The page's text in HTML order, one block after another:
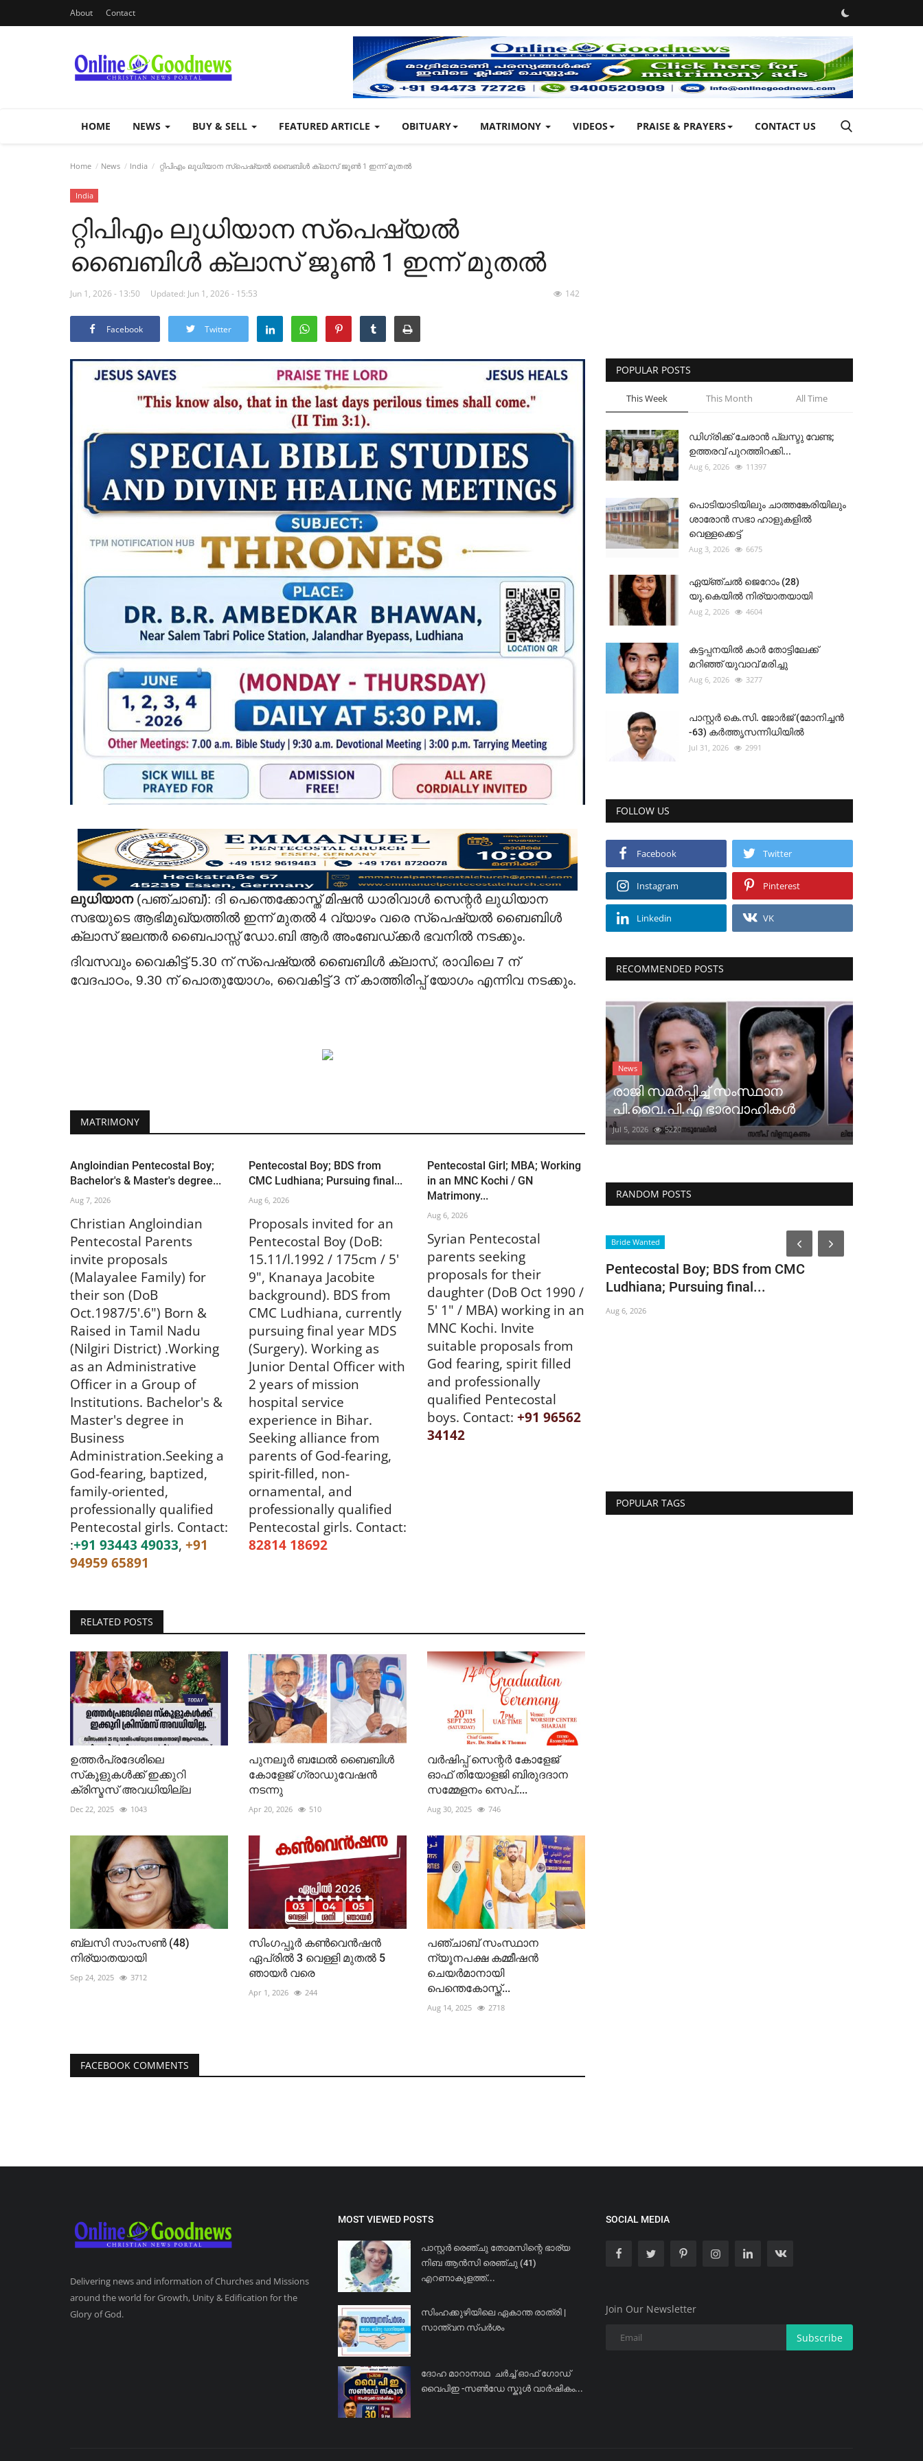
About Contact
HOME NEWS BUY & SELL FEATURED ARTICLE OBITUARY MATRIMONY VIDEOS PRAISE & PRAYERS CONTACT US
Home News India റ്റിപിഎം ലുധിയാന സ്പെഷ്യൽ ബൈബിൾ ക്ലാസ് ജൂൺ 1 ഇന്ന് മുതൽ
India
റ്റിപിഎം ലുധിയാന സ്പെഷ്യൽ
ബൈബിൾ ക്ലാസ് ജൂൺ 1 ഇന്ന് മുതൽ
Jun 1, 2026 - 13:50 Updated: Jun 1, 2026 - 15:53 142
Facebook Twitter
ലുധിയാന(പഞ്ചാബ്‌): ദി പെന്തെക്കോസ്ത് മിഷൻ ധാരിവാൾ സെന്റർ ലുധിയാന
സഭയുടെ ആഭിമുഖ്യത്തിൽ ഇന്ന് മുതൽ 4 വ്യാഴം വരെ സ്പെഷ്യൽ ബൈബിൾ
ക്ലാസ് ജലന്തർ ബൈപാസ്സ്‌ ഡോ.ബി ആർ അംബേഡ്ക്കർ ഭവനിൽ നടക്കും.
ദിവസവും വൈകിട്ട് 5.30 ന് സ്പെഷ്യൽ ബൈബിൾ ക്ലാസ്, രാവിലെ 7 ന്
വേദപാഠം, 9.30 ന് പൊതുയോഗം, വൈകിട്ട് 3 ന് കാത്തിരിപ്പ് യോഗം എന്നിവ നടക്കും.
MATRIMONY
Angloindian Pentecostal Boy;
Bachelor's & Master's degree...
Aug 7, 2026
Christian Angloindian
Pentecostal Parents
invite proposals
(Malayalee Family) for
their son (DoB
Oct.1987/5'.6") Born &
Raised in Tamil Nadu
(Nilgiri District) .Working
as an Administrative
Officer in a Group of
Institutions. Bachelor's &
Master's degree in
Business
Administration.Seeking a
God-fearing, baptized,
family-oriented,
professionally qualified
Pentecostal girls. Contact:
:+91 93443 49033, +91
94959 65891
Pentecostal Boy; BDS from
CMC Ludhiana; Pursuing final...
Aug 6, 2026
Proposals invited for an
Pentecostal Boy (DoB:
15.11/l.1992 / 175cm / 5'
9", Knanaya Jacobite
background). BDS from
CMC Ludhiana, currently
pursuing final year MDS
(Surgery). Working as
Junior Dental Officer with
2 years of mission
hospital service
experience in Bihar.
Seeking alliance from
parents of God-fearing,
spirit-filled, non-
ornamental, and
professionally qualified
Pentecostal girls. Contact:
82814 18692
Pentecostal Girl; MBA; Working
in an MNC Kochi / GN
Matrimony...
Aug 6, 2026
Syrian Pentecostal
parents seeking
proposals for their
daughter (DoB Oct 1990 /
5' 1" / MBA) working in an
MNC Kochi. Invite
suitable proposals from
God fearing, spirit filled
and professionally
qualified Pentecostal
boys. Contact: +91 96562
34142
RELATED POSTS
ഉത്തർപ്രദേശിലെ
സ്‌കൂളുകൾക്ക് ഇക്കുറി
ക്രിസ്മസ് അവധിയില്ല
Dec 22, 2025 1043
പുനലൂർ ബഥേൽ ബൈബിൾ
കോളേജ് ഗ്രാഡുവേഷൻ
നടന്നു
Apr 20, 2026 510
വർഷിപ്പ് സെന്റർ കോളേജ്
ഓഫ് തിയോളജി ബിരുദദാന
സമ്മേളനം സെപ്....
Aug 30, 2025 746
ബ്ലസി സാംസൺ (48)
നിര്യാതയായി
Sep 24, 2025 3712
സിംഗപ്പൂർ കൺവെൻഷൻ
ഏപ്രിൽ 3 വെള്ളി മുതൽ 5
ഞായർ വരെ
Apr 1, 2026 244
പഞ്ചാബ് സംസ്ഥാന
ന്യൂനപക്ഷ കമ്മീഷൻ
ചെയർമാനായി
പെന്തെകോസ്ത്...
Aug 14, 2025 2718
FACEBOOK COMMENTS
POPULAR POSTS
This Week This Month All Time
ഡിഗ്രിക്ക് ചേരാന്‍ പ്ലസ്ടു വേണ്ട;
ഉത്തരവ് പുറത്തിറക്കി...
Aug 6, 2026 11397
പൊടിയാടിയിലും ചാത്തങ്കേരിയിലും
ശാരോൻ സഭാ ഹാളുകളിൽ
വെള്ളക്കെട്ട്
Aug 3, 2026 6675
ഏയ്ഞ്ചൽ ജെറോം (28)
യു.കെയിൽ നിര്യാതയായി
Aug 2, 2026 4604
കട്ടപ്പനയിൽ കാർ തോട്ടിലേക്ക്
മറിഞ്ഞ് യുവാവ് മരിച്ചു
Aug 6, 2026 3277
പാസ്റ്റർ കെ.സി. ജോർജ് (മോനിച്ചൻ
-63) കർത്തൃസന്നിധിയിൽ
Jul 31, 2026 2991
FOLLOW US
Facebook Twitter
Instagram Pinterest
Linkedin VK
RECOMMENDED POSTS
News
രാജി സമർപ്പിച്ച് സംസ്ഥാന
പി.വൈ.പി.എ ഭാരവാഹികൾ
Jul 5, 2026 5220
RANDOM POSTS
World
ശാരോൻ ഫെല്ലോഷിപ്പ്: ഫാമിലി
കോൺഫറൻസ് പ്രയർലൈൻ ജൂലൈ
12ന്...
Jul 10, 2026
obituary
ഇരവിപേരൂർ ശങ്കരമംഗലം മാനാൻതറ
കുരുവിള ജോർജ് (സുനു - 60)...
Aug 7, 2026
Bride Wanted
Pentecostal Boy; BDS from CMC
Ludhiana; Pursuing final...
Aug 6, 2026
POPULAR TAGS
Delivering news and information of Churches and Missions
around the world for Growth, Unity & Edification for the
Glory of God.
MOST VIEWED POSTS
പാസ്റ്റർ രെഞ്ചു തോമസിന്റെ ഭാര്യ
നിബ ആൻസി രെഞ്ചു (41)
എറണാകുളത്ത്...
സിംഹക്കുഴിയിലെ ഏകാന്ത രാത്രി |
സാന്ത്വന സ്പർശം
ദോഹ മാറാനാഥ ചർച്ച് ഓഫ് ഗോഡ്
വൈപിഇ -സൺഡേ സ്കൂൾ വാർഷികം...
SOCIAL MEDIA
Join Our Newsletter
Subscribe